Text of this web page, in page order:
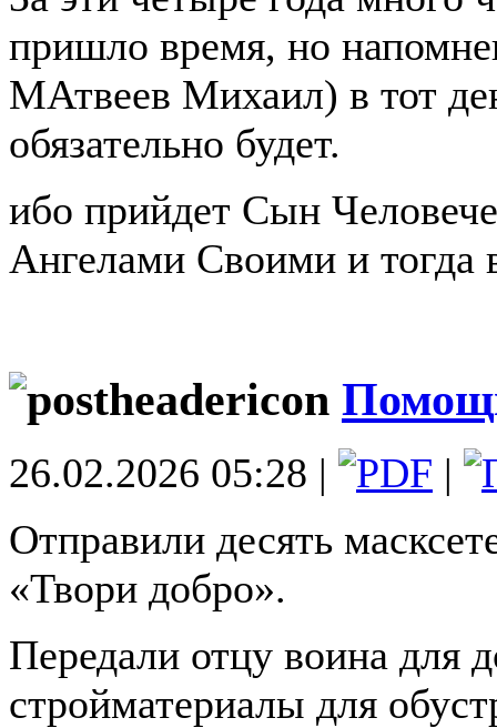
пришло время, но
МАтвеев Михаил) в тот
обязательно будет.
ибо прийдет Сын
Ангелами Своими и тогда
26.02.2026 05:28 |
|
Отправили десять
«Твори добро».
Передали отцу воина для
стройматериалы для